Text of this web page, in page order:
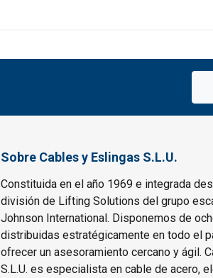
Sobre Cables y Eslingas S.L.U.
Constituida en el año 1969 e integrada
división de Lifting Solutions del grupo
Johnson International. Disponemos de
distribuidas estratégicamente en todo el
ofrecer un asesoramiento cercano y ágil.
S.L.U. es especialista en cable de acero,